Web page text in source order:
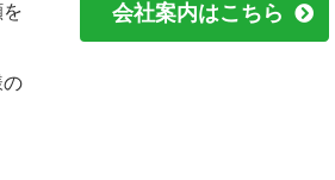
会社案内はこちら